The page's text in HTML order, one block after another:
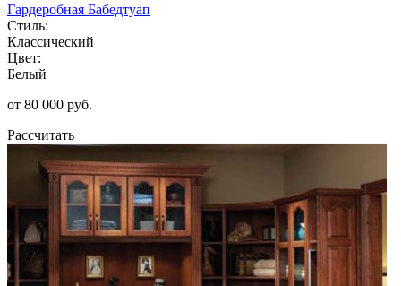
Гардеробная Бабедтуап
Стиль:
Классический
Цвет:
Белый
от 80 000 руб.
Рассчитать